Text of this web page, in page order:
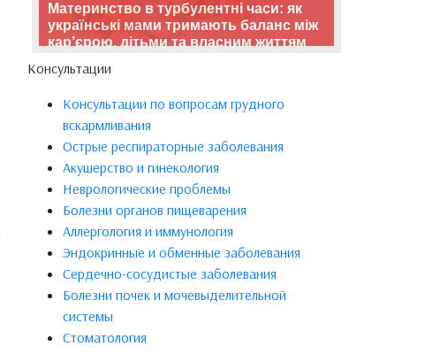
Материнство в турбулентні часи: як
українські мами тримають баланс між
кар’єрою, дітьми та власним життям
Консультации
Консультации по вопросам грудного
вскармливания
Острые респираторные заболевания
Акушерство и гинекология
Неврологические проблемы
Болезни органов пищеварения
Аллергология и иммунология
Эндокринные и обменные заболевания
Сердечно-сосудистые заболевания
Болезни почек и мочевыделительной
системы
Стоматология